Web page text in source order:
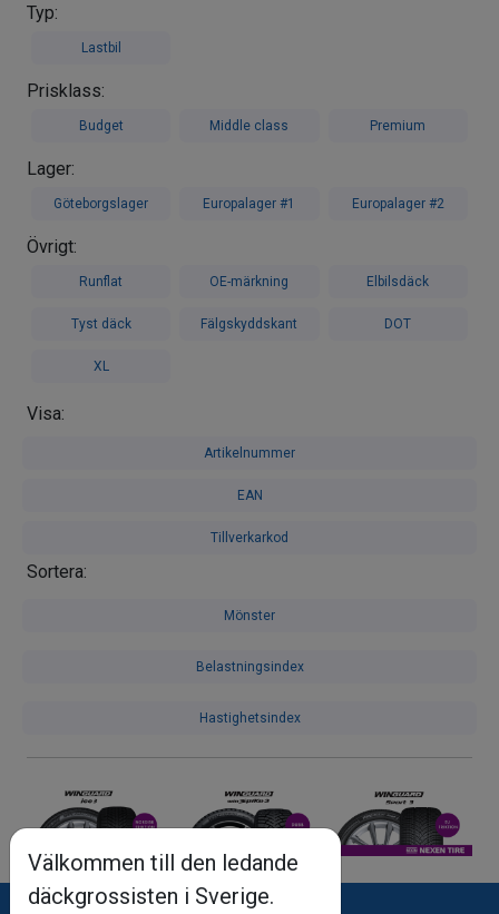
Typ:
Lastbil
Prisklass:
Budget Middle class Premium
Lager:
Göteborgslager Europalager #1 Europalager #2
Övrigt:
Runflat OE-märkning Elbilsdäck
Tyst däck Fälgskyddskant DOT
XL
Visa:
Artikelnummer
EAN
Tillverkarkod
Sortera:
Mönster
Belastningsindex
Hastighetsindex
Välkommen till den ledande
däckgrossisten i Sverige.